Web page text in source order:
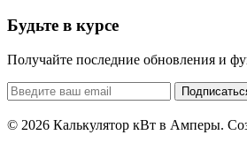
Будьте в курсе
Получайте последние обновления и
© 2026 Калькулятор кВт в Амперы.